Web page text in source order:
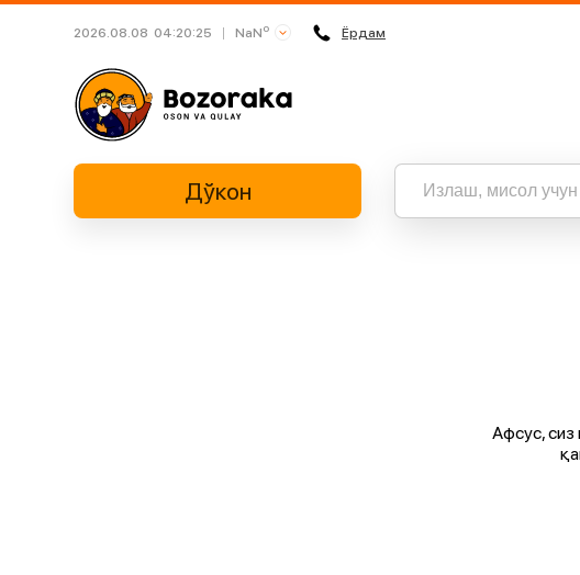
2026.08.08 04:20:25 NaNo
Busan
Daegu
Gwangju
Ёрдам
Дўкон
Афсус,